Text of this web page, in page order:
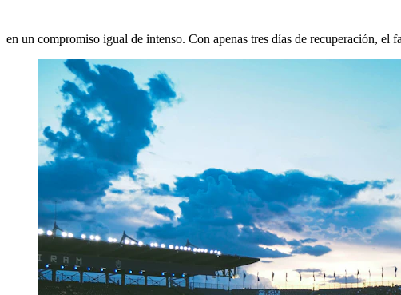
en un compromiso igual de intenso. Con apenas tres días de recuperación,